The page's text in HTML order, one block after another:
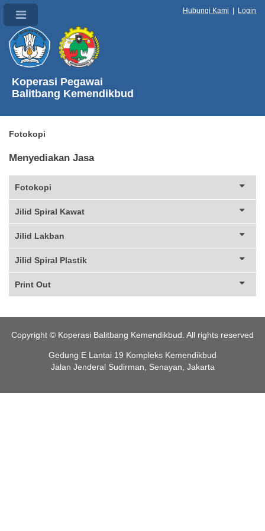
Hubungi Kami Login
Koperasi Pegawai
Balitbang Kemendikbud
Fotokopi
Menyediakan Jasa
Fotokopi
Jilid Spiral Kawat
Jilid Lakban
Jilid Spiral Plastik
Print Out
Copyright © Koperasi Balitbang Kemendikbud. All rights reserved
Gedung E Lantai 19 Kompleks Kemendikbud
Jalan Jenderal Sudirman, Senayan, Jakarta